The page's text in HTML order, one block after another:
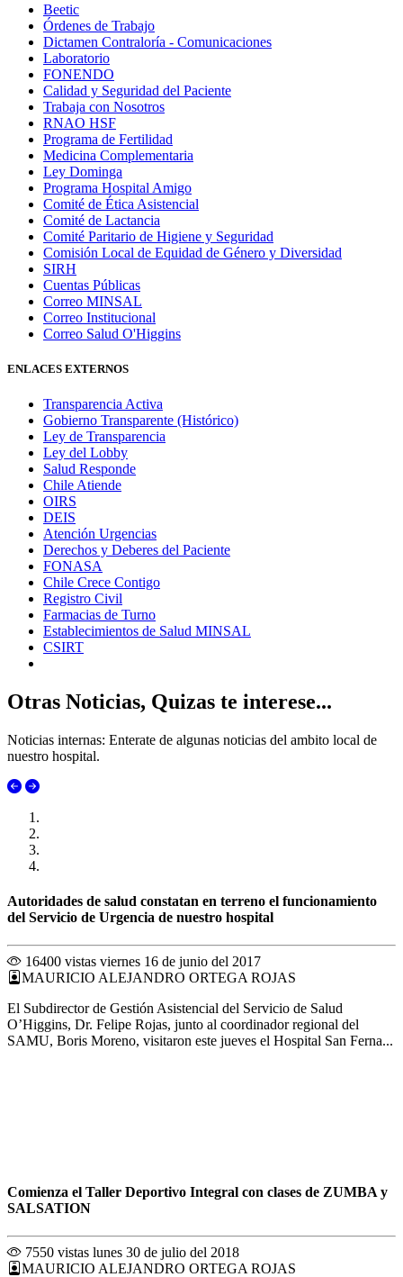
Beetic
Órdenes de Trabajo
Dictamen Contraloría - Comunicaciones
Laboratorio
FONENDO
Calidad y Seguridad del Paciente
Trabaja con Nosotros
RNAO HSF
Programa de Fertilidad
Medicina Complementaria
Ley Dominga
Programa Hospital Amigo
Comité de Ética Asistencial
Comité de Lactancia
Comité Paritario de Higiene y Seguridad
Comisión Local de Equidad de Género y Diversidad
SIRH
Cuentas Públicas
Correo MINSAL
Correo Institucional
Correo Salud O'Higgins
ENLACES EXTERNOS
Transparencia Activa
Gobierno Transparente (Histórico)
Ley de Transparencia
Ley del Lobby
Salud Responde
Chile Atiende
OIRS
DEIS
Atención Urgencias
Derechos y Deberes del Paciente
FONASA
Chile Crece Contigo
Registro Civil
Farmacias de Turno
Establecimientos de Salud MINSAL
CSIRT
Otras Noticias, Quizas te interese...
Noticias internas: Enterate de algunas noticias del ambito local de
nuestro hospital.
Autoridades de salud constatan en terreno el funcionamiento
del Servicio de Urgencia de nuestro hospital
16400 vistas viernes 16 de junio del 2017
MAURICIO ALEJANDRO ORTEGA ROJAS
El Subdirector de Gestión Asistencial del Servicio de Salud
O’Higgins, Dr. Felipe Rojas, junto al coordinador regional del
SAMU, Boris Moreno, visitaron este jueves el Hospital San Ferna...
Comienza el Taller Deportivo Integral con clases de ZUMBA y
SALSATION
7550 vistas lunes 30 de julio del 2018
MAURICIO ALEJANDRO ORTEGA ROJAS